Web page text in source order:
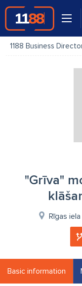
1188 Business
"Grīva"
Rīgas
Basic information